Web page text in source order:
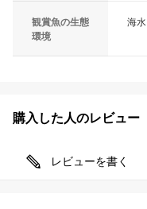
観賞魚の生態
環境
海水
購入した人のレビュー
レビューを書く